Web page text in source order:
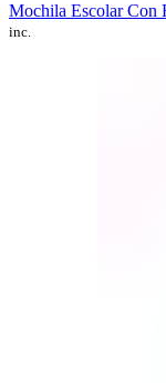
Mochila Escolar Con
inc.